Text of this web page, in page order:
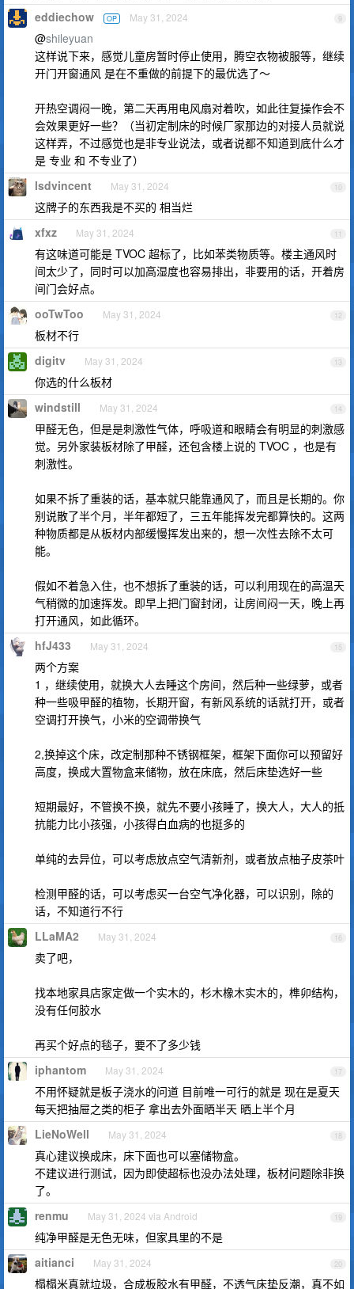
9
eddiechow OP May 31, 2024
@shileyuan
这样说下来，感觉儿童房暂时停止使用，腾空衣物被服等，继续
开门开窗通风 是在不重做的前提下的最优选了～
开热空调闷一晚，第二天再用电风扇对着吹，如此往复操作会不
会效果更好一些？（当初定制床的时候厂家那边的对接人员就说
这样弄，不过感觉也是非专业说法，或者说都不知道到底什么才
是 专业 和 不专业了）
10
lsdvincent May 31, 2024
这牌子的东西我是不买的 相当烂
11
xfxz May 31, 2024
有这味道可能是 TVOC 超标了，比如苯类物质等。楼主通风时
间太少了，同时可以加高湿度也容易排出，非要用的话，开着房
间门会好点。
12
ooTwToo May 31, 2024
板材不行
13
digitv May 31, 2024
你选的什么板材
14
windstill May 31, 2024
甲醛无色，但是是刺激性气体，呼吸道和眼睛会有明显的刺激感
觉。另外家装板材除了甲醛，还包含楼上说的 TVOC ，也是有
刺激性。
如果不拆了重装的话，基本就只能靠通风了，而且是长期的。你
别说散了半个月，半年都短了，三五年能挥发完都算快的。这两
种物质都是从板材内部缓慢挥发出来的，想一次性去除不太可
能。
假如不着急入住，也不想拆了重装的话，可以利用现在的高温天
气稍微的加速挥发。即早上把门窗封闭，让房间闷一天，晚上再
打开通风，如此循环。
15
hfJ433 May 31, 2024
两个方案
1 ，继续使用，就换大人去睡这个房间，然后种一些绿萝，或者
种一些吸甲醛的植物，长期开窗，有新风系统的话就打开，或者
空调打开换气，小米的空调带换气
2,换掉这个床，改定制那种不锈钢框架，框架下面你可以预留好
高度，换成大置物盒来储物，放在床底，然后床垫选好一些
短期最好，不管换不换，就先不要小孩睡了，换大人，大人的抵
抗能力比小孩强，小孩得白血病的也挺多的
单纯的去异位，可以考虑放点空气清新剂，或者放点柚子皮茶叶
检测甲醛的话，可以考虑买一台空气净化器，可以识别，除的
话，不知道行不行
16
LLaMA2 May 31, 2024
卖了吧，
找本地家具店家定做一个实木的，杉木橡木实木的，榫卯结构，
没有任何胶水
再买个好点的毯子，要不了多少钱
17
iphantom May 31, 2024
不用怀疑就是板子浇水的问道 目前唯一可行的就是 现在是夏天
每天把抽屉之类的柜子 拿出去外面晒半天 晒上半个月
18
LieNoWell May 31, 2024
真心建议换成床，床下面也可以塞储物盒。
不建议进行测试，因为即使超标也没办法处理，板材问题除非换
了。
19
renmu May 31, 2024 via Android
纯净甲醛是无色无味，但家具里的不是
20
aitianci May 31, 2024
榻榻米真就垃圾，合成板胶水有甲醛，不透气床垫反潮，真不如